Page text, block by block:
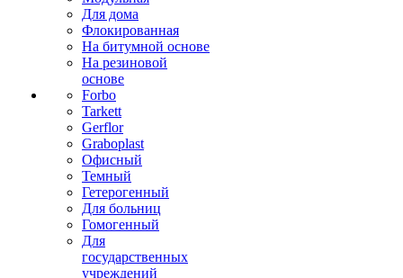
Для дома
Флокированная
На битумной основе
На резиновой
основе
Forbo
Tarkett
Gerflor
Graboplast
Офисный
Темный
Гетерогенный
Для больниц
Гомогенный
Для
государственных
учреждений